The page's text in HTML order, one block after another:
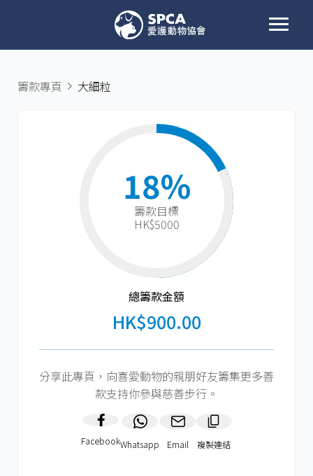
籌款專頁 大細粒
18%
籌款目標​
HK$5000
總籌款金額​
HK$900.00
分享此專頁，向喜愛動物的親朋好友籌集更多善
款支持你參與慈善步行。
FacebookWhatsapp Email 複製連結​